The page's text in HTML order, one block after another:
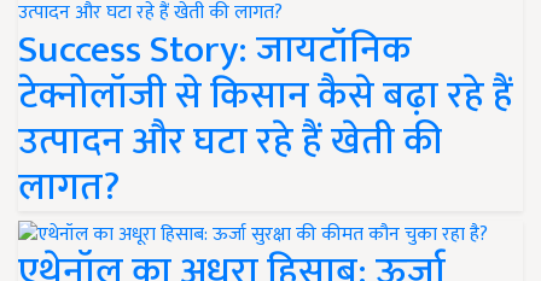
Success Story: जायटॉनिक
टेक्नोलॉजी से किसान कैसे बढ़ा रहे हैं
उत्पादन और घटा रहे हैं खेती की
लागत?